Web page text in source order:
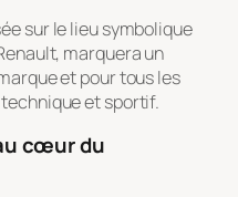
sur le lieu symbolique
marquera un
et pour tous les
et sportif.
cœur du